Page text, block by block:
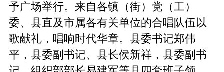
予广场举行。来自各镇（街）党（工）
委、县直及市属各有关单位的合唱队伍以
歌献礼，唱响时代华章。县委书记郑伟
平，县委副书记、县长侯新祥，县委副书